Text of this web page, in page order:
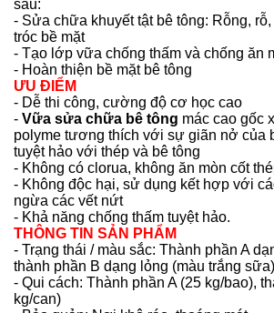
sau:
- Sửa chữa khuyết tật bê tông: Rỗng,
tróc bề mặt
- Tạo lớp vữa chống thấm và chống ăn
- Hoàn thiện bề mặt bê tông
ƯU ĐIỂM
- Dễ thi công, cường độ cơ học cao
- Vữa sửa chữa bê tông mác cao gốc
polyme tương thích với sự giãn nở của
tuyệt hảo với thép và bê tông
- Không có clorua, không ăn mòn cốt
- Không độc hại, sử dụng kết hợp với
ngừa các vết nứt
- Khả năng chống thấm tuyệt hảo.
THÔNG TIN SẢN PHẨM
- Trạng thái / màu sắc: Thành phần A
thành phần B dạng lỏng (màu trắng sữa)
- Qui cách: Thành phần A (25 kg/bao),
kg/can)